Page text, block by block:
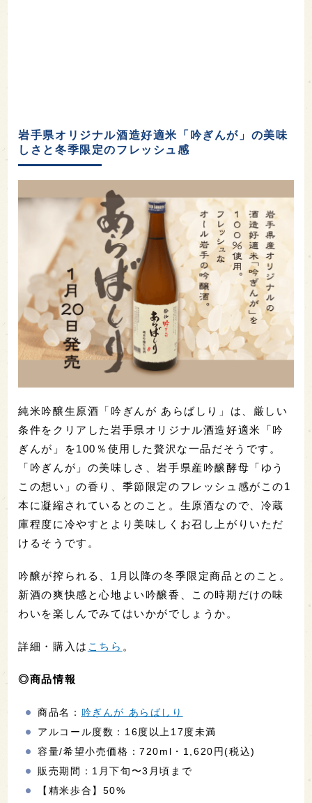
岩手県オリジナル酒造好適米「吟ぎんが」の美味
しさと冬季限定のフレッシュ感
純米吟醸生原酒「吟ぎんが あらばしり」は、厳しい
条件をクリアした岩手県オリジナル酒造好適米「吟
ぎんが」を100％使用した贅沢な一品だそうです。
「吟ぎんが」の美味しさ、岩手県産吟醸酵母「ゆう
この想い」の香り、季節限定のフレッシュ感がこの1
本に凝縮されているとのこと。生原酒なので、冷蔵
庫程度に冷やすとより美味しくお召し上がりいただ
けるそうです。
吟醸が搾られる、1月以降の冬季限定商品とのこと。
新酒の爽快感と心地よい吟醸香、この時期だけの味
わいを楽しんでみてはいかがでしょうか。
詳細・購入は こちら 。
◎商品情報
商品名： 吟ぎんが あらばしり
アルコール度数：16度以上17度未満
容量/希望小売価格：720ml・1,620円(税込)
販売期間：1月下旬〜3月頃まで
【精米歩合】50%